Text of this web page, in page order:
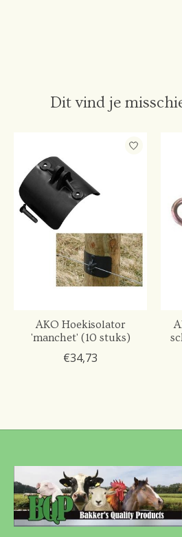
Dit vind je
Items van productcarrousel
AKO Hoekisolator
'manchet' (10 stuks)
€34,73